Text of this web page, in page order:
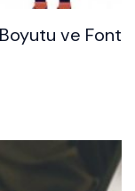
ve Font